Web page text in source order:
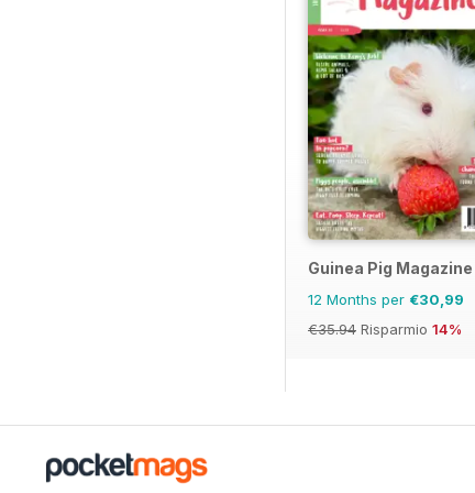
Guinea Pig Magazine
12 Months per €30,99
€35.94 Risparmio 14%